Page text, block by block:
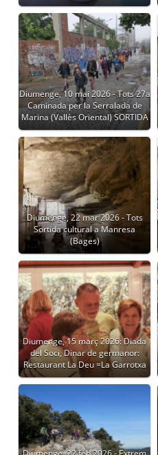
Diumenge, 10 mai 2026 - Tots 27a
Caminada per la Serralada de
Marina (Vallès Oriental) SORTIDA
Diumenge, 22 mar 2026 - Tots
Sortida cultural a Manresa
(Bages)
Diumenge, 15 març 2026: Diada
del Soci, Dinar de germanor:
Restaurant La Deu =La Garrotxa